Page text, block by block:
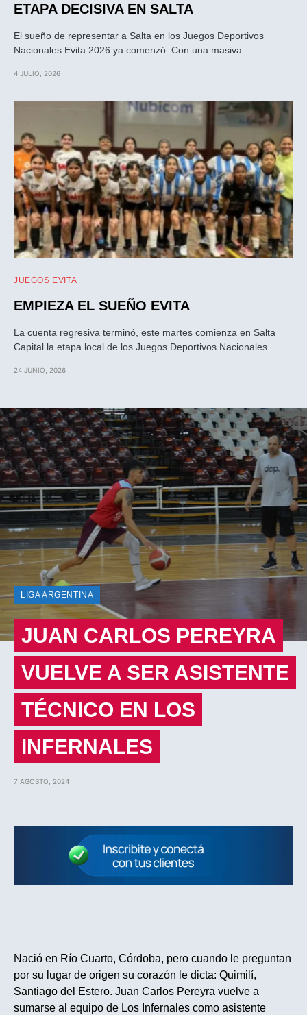
ETAPA DECISIVA EN SALTA
El sueño de representar a Salta en los Juegos Deportivos
Nacionales Evita 2026 ya comenzó. Con una masiva…
4 JULIO, 2026
JUEGOS EVITA
EMPIEZA EL SUEÑO EVITA
La cuenta regresiva terminó, este martes comienza en Salta
Capital la etapa local de los Juegos Deportivos Nacionales…
24 JUNIO, 2026
LIGA ARGENTINA
JUAN CARLOS PEREYRA
VUELVE A SER ASISTENTE
TÉCNICO EN LOS
INFERNALES
7 AGOSTO, 2024
Nació en Río Cuarto, Córdoba, pero cuando le preguntan
por su lugar de origen su corazón le dicta: Quimilí,
Santiago del Estero. Juan Carlos Pereyra vuelve a
sumarse al equipo de Los Infernales como asistente